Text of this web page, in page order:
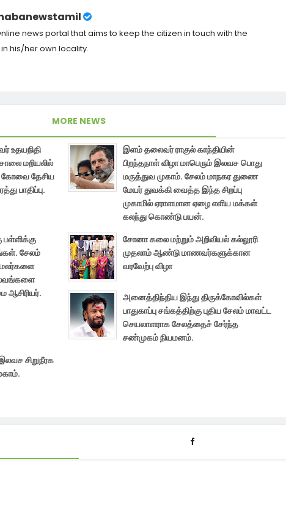
news portal that aims to keep the citizen in touch with the
his/her own locality.
MORE NEWS
உதயநிதி
மறியலில்
கோவை தேசிய
பாதிப்பு.
இளம் தலைவர் ராகுல் காந்தியின்
பிறந்தநாள் விழா மாபெரும் இலவச பொது
மருத்துவ முகாம். சேலம் மாநகர துணை
மேயர் துவக்கி வைத்த இந்த சிறப்பு
முகாமில் ஏராளமான ஏழை எளிய மக்கள்
கலந்து கொண்டு பயன்.
பள்ளிக்கு
சேலம்
மலர்களை
ஆசிரியர்.
சோனா கலை மற்றும் அறிவியல் கல்லூரி
முதலாம் ஆண்டு மாணவர்களுக்கான
வரவேற்பு விழா
அனைத்திந்திய இந்து திருக்கோவில்கள்
பாதுகாப்பு சங்கத்திற்கு புதிய சேலம் மாவட்ட
செயலாளராக சேலத்தைச் சேர்ந்த
சண்முகம் நியமனம்.
சிறுநீரக